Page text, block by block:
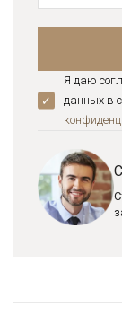
Я даю
данных в